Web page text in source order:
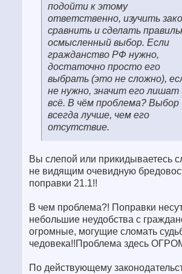
подойти к этому
ответственно, изучить
сравнить и сделать
осмысленный выбор. Если
гражданство РФ нужно,
достаточно просто его
выбрать (это не сложно),
не нужно, значит его лишат
всё. В чём проблема? Выбор
всегда лучше, чем его
отсутствие.
Вы слепой или прикидываетесь
не видящим очевидную
поправки 21.1!!
В чем проблема?! Поправки
небольшие неудобства с
огромные, могущие сломать
чедовека!!Проблема здесь
По действующему